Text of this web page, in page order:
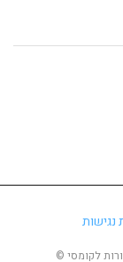
נגישות
לקומסי ©